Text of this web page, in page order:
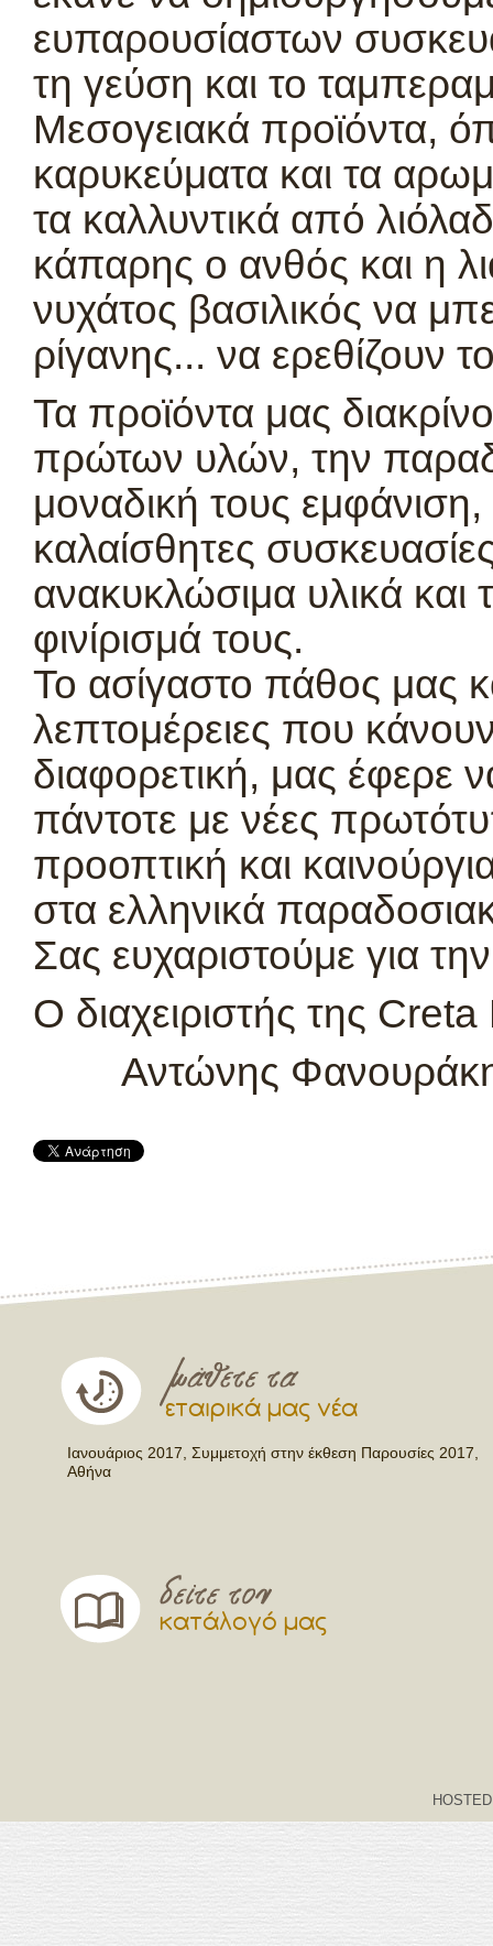
ευπαρουσίαστων
τη γεύση και το
Μεσογειακά προϊόντα,
καρυκεύματα και τα
τα καλλυντικά από
κάπαρης ο ανθός και η
νυχάτος βασιλικός να
ρίγανης... να ερεθίζουν
Τα προϊόντα μας
πρώτων υλών, την
μοναδική τους
καλαίσθητες
ανακυκλώσιμα υλικά και
φινίρισμά τους.
Το ασίγαστο πάθος μας
λεπτομέρειες που
διαφορετική, μας έφερε
πάντοτε με νέες
προοπτική και
στα ελληνικά
Σας ευχαριστούμε για
Ο διαχειριστής της
Αντώνης
εταιρικά μας νέα
Ιανουάριος 2017, Συμμετοχή στην έκθεση Παρουσίες 2017,
Αθήνα
κατάλογό μας